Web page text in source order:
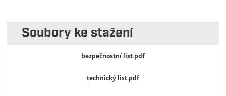
Soubory ke stažení
bezpečnostní list.pdf
technický list.pdf